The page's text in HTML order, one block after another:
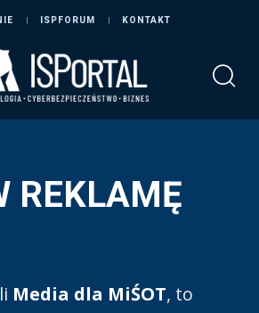
ISPFORUM KONTAKT
REKLAMĘ
Media dla MiŚOT, to